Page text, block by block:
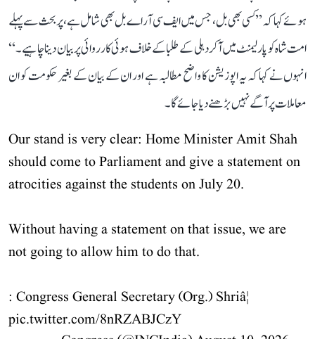
ہوئے کہا کہ ’’کسی بھی بل، جس میں ایف سی آر اے بل بھی شامل ہے، پر بحث سے پہلے
امت شاہ کو پارلیمنٹ میں آکر دہلی کے طلبا کے خلاف ہوئی کارروائی پر بیان دینا چاہیے۔‘‘
انہوں نے کہا کہ یہ اپوزیشن کا واضح مطالبہ ہے اور ان کے بیان کے بغیر حکومت کو ان
معاملات پر آگے نہیں بڑھنے دیا جائے گا۔
Our stand is very clear: Home Minister Amit Shah
should come to Parliament and give a statement on
atrocities against the students on July 20.
Without having a statement on that issue, we are
not going to allow him to do that.
: Congress General Secretary (Org.) Shriâ¦
pic.twitter.com/8nRZABJCzY